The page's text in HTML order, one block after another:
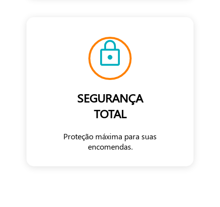
SEGURANÇA
TOTAL
Proteção máxima para suas
encomendas.